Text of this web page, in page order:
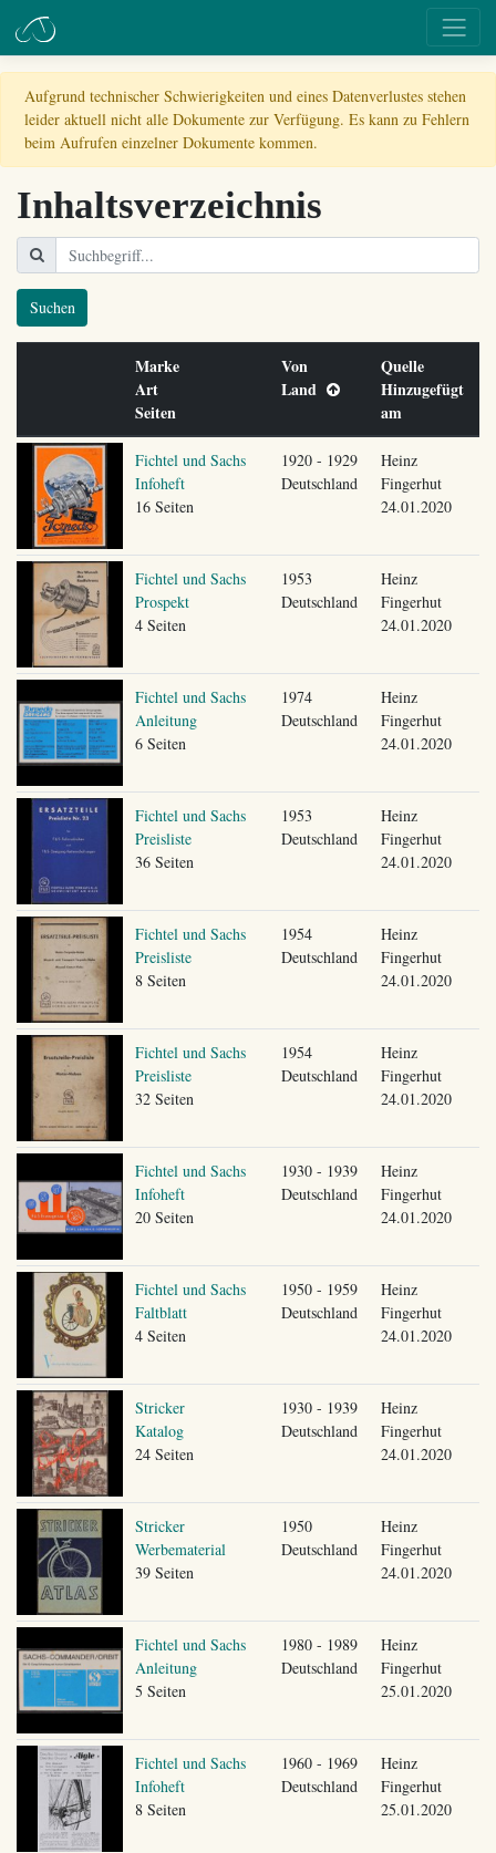
Aufgrund technischer Schwierigkeiten und eines Datenverlustes stehen
leider aktuell nicht alle Dokumente zur Verfügung. Es kann zu Fehlern
beim Aufrufen einzelner Dokumente kommen.
Inhaltsverzeichnis
Suchen
Marke
Art
Seiten
Von
Land
Quelle
Hinzugefügt
am
Fichtel und Sachs
Infoheft
16 Seiten
1920 - 1929
Deutschland
Heinz
Fingerhut
24.01.2020
Fichtel und Sachs
Prospekt
4 Seiten
1953
Deutschland
Heinz
Fingerhut
24.01.2020
Fichtel und Sachs
Anleitung
6 Seiten
1974
Deutschland
Heinz
Fingerhut
24.01.2020
Fichtel und Sachs
Preisliste
36 Seiten
1953
Deutschland
Heinz
Fingerhut
24.01.2020
Fichtel und Sachs
Preisliste
8 Seiten
1954
Deutschland
Heinz
Fingerhut
24.01.2020
Fichtel und Sachs
Preisliste
32 Seiten
1954
Deutschland
Heinz
Fingerhut
24.01.2020
Fichtel und Sachs
Infoheft
20 Seiten
1930 - 1939
Deutschland
Heinz
Fingerhut
24.01.2020
Fichtel und Sachs
Faltblatt
4 Seiten
1950 - 1959
Deutschland
Heinz
Fingerhut
24.01.2020
Stricker
Katalog
24 Seiten
1930 - 1939
Deutschland
Heinz
Fingerhut
24.01.2020
Stricker
Werbematerial
39 Seiten
1950
Deutschland
Heinz
Fingerhut
24.01.2020
Fichtel und Sachs
Anleitung
5 Seiten
1980 - 1989
Deutschland
Heinz
Fingerhut
25.01.2020
Fichtel und Sachs
Infoheft
8 Seiten
1960 - 1969
Deutschland
Heinz
Fingerhut
25.01.2020